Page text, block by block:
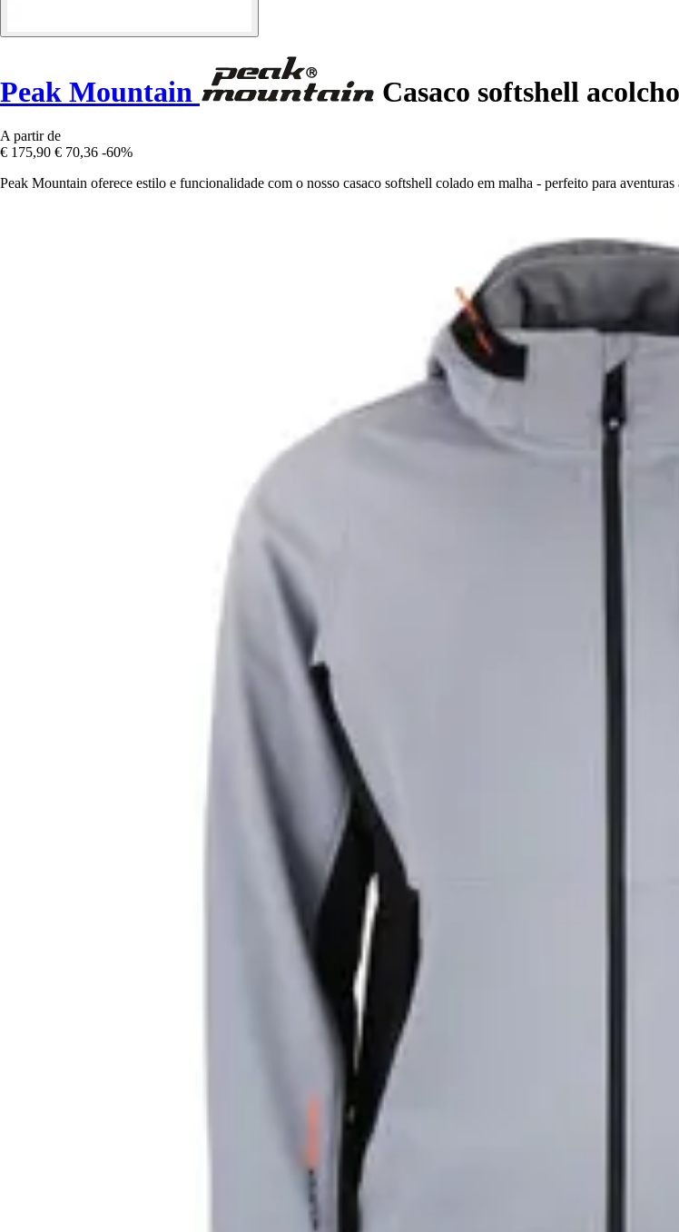
Peak Mountain Casaco softshell
A partir de
€ 175,90 € 70,36 -60%
Peak Mountain oferece estilo e funcionalidade com o nosso casaco softshell colado em malha - perfeito para